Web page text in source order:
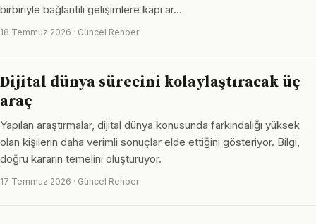
birbiriyle bağlantılı gelişimlere kapı ar…
18 Temmuz 2026 · Güncel Rehber
Dijital dünya sürecini kolaylaştıracak üç
araç
Yapılan araştırmalar, dijital dünya konusunda farkındalığı yüksek
olan kişilerin daha verimli sonuçlar elde ettiğini gösteriyor. Bilgi,
doğru kararın temelini oluşturuyor.
17 Temmuz 2026 · Güncel Rehber